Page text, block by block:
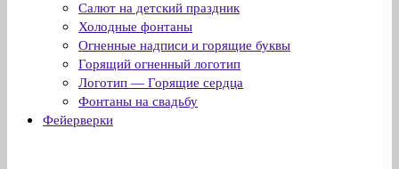
Салют на детский праздник
Холодные фонтаны
Огненные надписи и горящие буквы
Горящий огненный логотип
Логотип — Горящие сердца
Фонтаны на свадьбу
Фейерверки